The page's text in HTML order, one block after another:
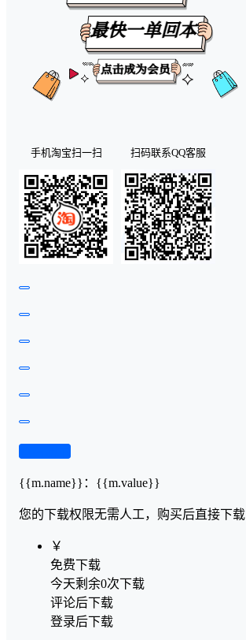
手机淘宝扫一扫 扫码联系QQ客服
{{m.name}} ： {{m.value}}
您的下载权限无需人工，购买后直接下载
￥
免费下载
今天剩余0次下载
评论后下载
登录后下载